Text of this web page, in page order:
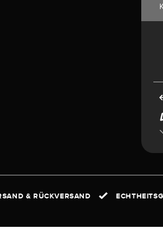
& RÜCKVERSAND